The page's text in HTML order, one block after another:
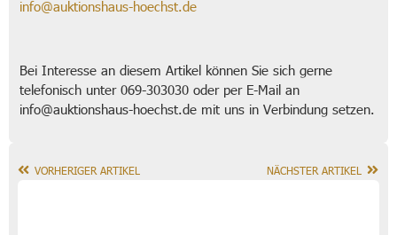
info@auktionshaus-hoechst.de
Bei Interesse an diesem Artikel können Sie sich gerne
telefonisch unter 069-303030 oder per E-Mail an
info@auktionshaus-hoechst.de mit uns in Verbindung setzen.
VORHERIGER ARTIKEL NÄCHSTER ARTIKEL